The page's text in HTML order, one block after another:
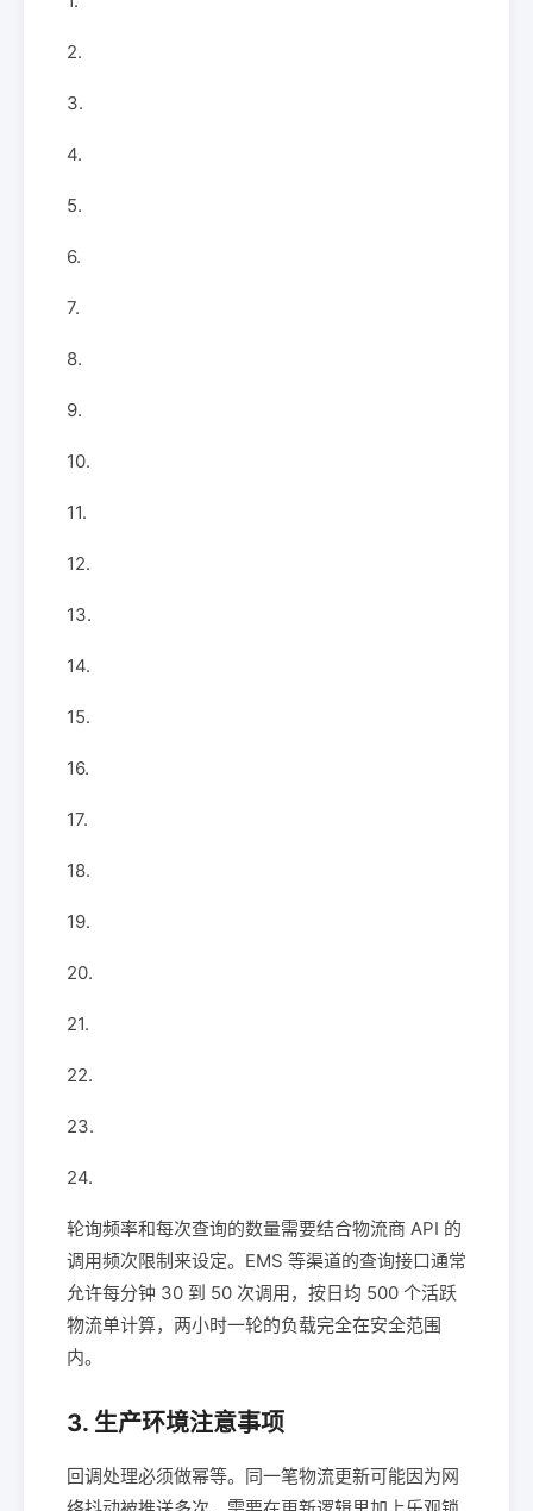
2.
3.
4.
5.
6.
7.
8.
9.
10.
11.
12.
13.
14.
15.
16.
17.
18.
19.
20.
21.
22.
23.
24.
轮询频率和每次查询的数量需要结合物流商 API 的
调用频次限制来设定。EMS 等渠道的查询接口通常
允许每分钟 30 到 50 次调用，按日均 500 个活跃
物流单计算，两小时一轮的负载完全在安全范围
内。
3. 生产环境注意事项
回调处理必须做幂等。同一笔物流更新可能因为网